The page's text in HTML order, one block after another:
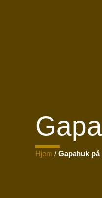
Hjem / Gapahuk